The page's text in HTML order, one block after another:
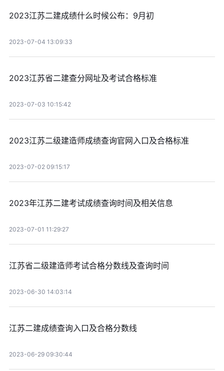
2023江苏二建成绩什么时候公布：9月初
2023-07-04 13:09:33
2023江苏省二建查分网址及考试合格标准
2023-07-03 10:15:42
2023江苏二级建造师成绩查询官网入口及合格标准
2023-07-02 09:15:17
2023年江苏二建考试成绩查询时间及相关信息
2023-07-01 11:29:27
江苏省二级建造师考试合格分数线及查询时间
2023-06-30 14:03:14
江苏二建成绩查询入口及合格分数线
2023-06-29 09:30:44